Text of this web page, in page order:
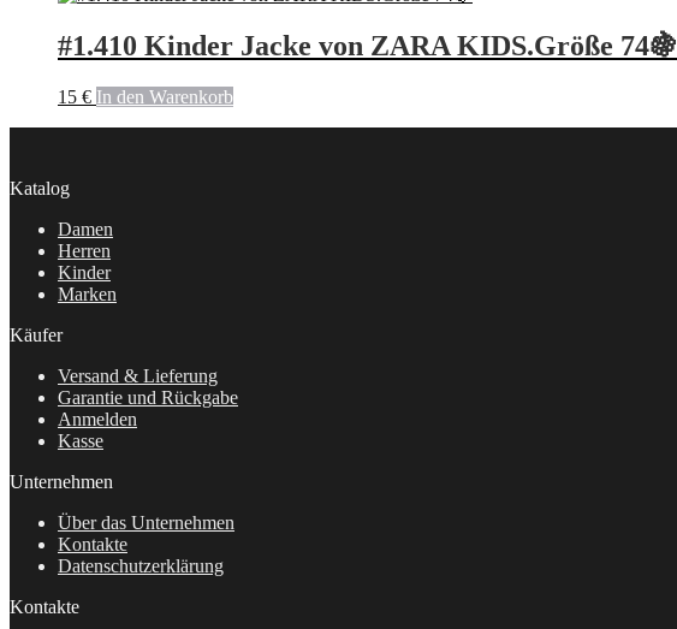
#1.410 Kinder Jacke von ZARA KIDS.Größe 74🍇
15 € In den Warenkorb
Katalog
Damen
Herren
Kinder
Marken
Käufer
Versand & Lieferung
Garantie und Rückgabe
Anmelden
Kasse
Unternehmen
Über das Unternehmen
Kontakte
Datenschutzerklärung
Kontakte